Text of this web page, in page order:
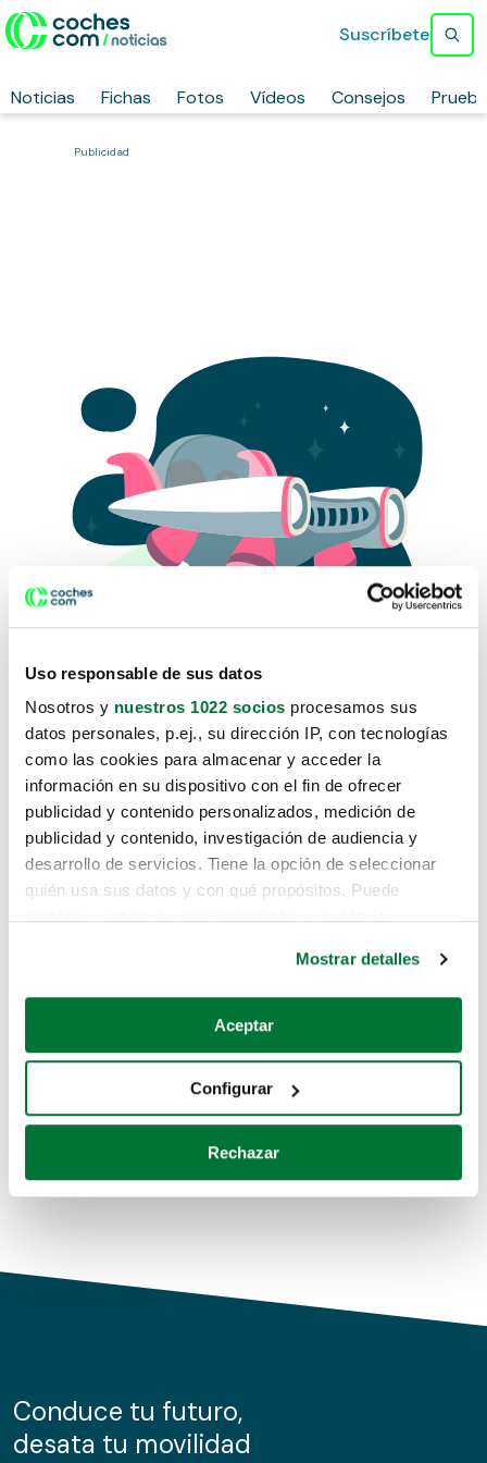
Uso responsable de sus datos
Nosotros y nuestros 1022 socios procesamos sus
datos personales, p.ej., su dirección IP, con tecnologías
como las cookies para almacenar y acceder la
información en su dispositivo con el fin de ofrecer
publicidad y contenido personalizados, medición de
publicidad y contenido, investigación de audiencia y
desarrollo de servicios. Tiene la opción de seleccionar
quién usa sus datos y con qué propósitos. Puede
Si lo permite, también quisiéramos:
Recopilar información sobre su ubicación geográfica
Identificar su dispositivo analizándolo activamente
para buscar características específicas (huellas
Obtenga más información sobre cómo se procesan sus
de cookies.
información sobre el uso que haga del sitio web con
nuestros partners de redes sociales, publicidad y análisis
Mostrar detalles
Aceptar
Configurar
Rechazar
Noticias Fichas Fotos Vídeos Consejos
Suscríbete
Publicidad
Lo sentimos, no sabemos como
te hemos traido hasta aquí.
Pero puedes encontrar el coche que estás
buscando en alguno de estos enlaces:
Coches de segunda mano
Coches de km0
Conduce tu futuro,
desata tu movilidad